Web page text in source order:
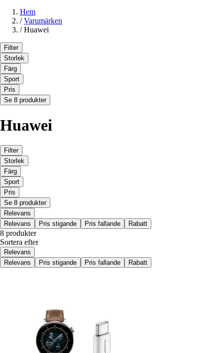
Hem
/ Varumärken
/ Huawei
Filter
Storlek
Färg
Sport
Pris
Se 8 produkter
Huawei
Filter
Storlek
Färg
Sport
Pris
Se 8 produkter
Relevans
Relevans
Pris stigande Pris fallande Rabatt
8 produkter
Sortera efter
Relevans
Relevans
Pris stigande Pris fallande Rabatt